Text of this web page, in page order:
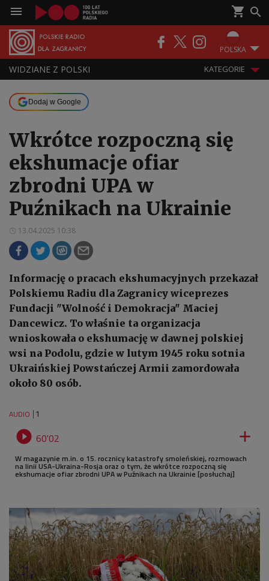
POLSKA
WIDZIANE Z POLSKI KATEGORIE
Dodaj w Google
Wkrótce rozpoczną się
ekshumacje ofiar
zbrodni UPA w
Puźnikach na Ukrainie
13.04.2025 10:38
Informację o pracach ekshumacyjnych przekazał
Polskiemu Radiu dla Zagranicy wiceprezes
Fundacji "Wolność i Demokracja" Maciej
Dancewicz. To właśnie ta organizacja
wnioskowała o ekshumację w dawnej polskiej
wsi na Podolu, gdzie w lutym 1945 roku sotnia
Ukraińskiej Powstańczej Armii zamordowała
około 80 osób.
AUDIO 1
 60'02 
W magazynie m.in. o 15. rocznicy katastrofy smoleńskiej, rozmowach
na linii USA-Ukraina-Rosja oraz o tym, że wkrótce rozpoczną się
ekshumacje ofiar zbrodni UPA w Puźnikach na Ukrainie [posłuchaj]